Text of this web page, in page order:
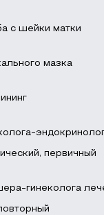
с шейки матки
мазка
первичный
гинеколога